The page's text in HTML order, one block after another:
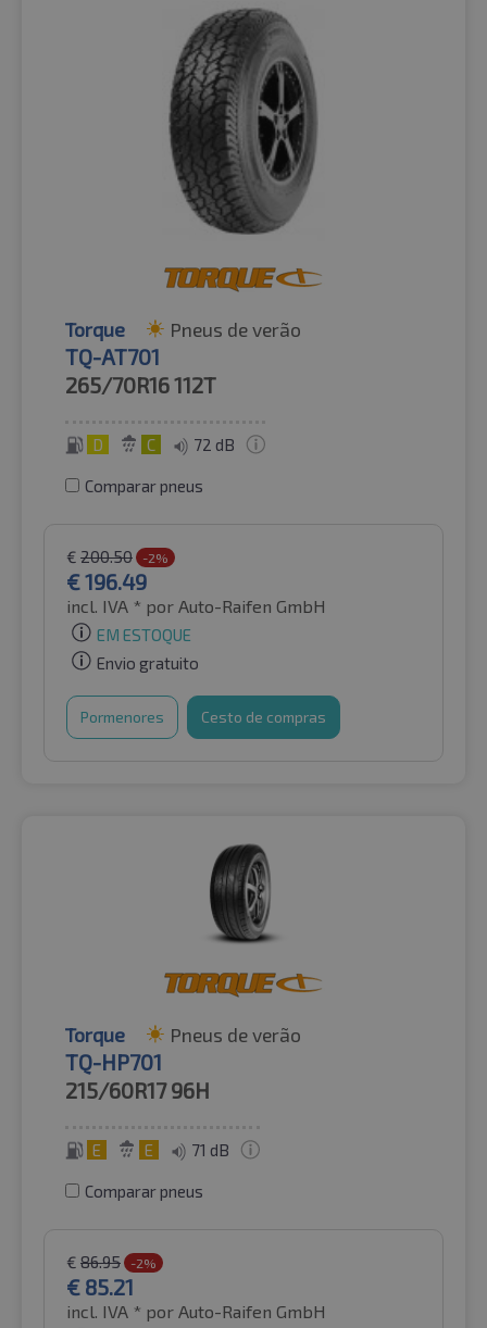
Torque Pneus de verão
TQ-AT701
265/70R16112T
D C 72 dB
Comparar pneus
€ 200.50 -2%
€196.49
incl. IVA * por Auto-Raifen GmbH
EM ESTOQUE
Envio gratuito
Pormenores Cesto de compras
Torque Pneus de verão
TQ-HP701
215/60R17 96H
E E 71 dB
Comparar pneus
€ 86.95 -2%
€ 85.21
incl. IVA * por Auto-Raifen GmbH